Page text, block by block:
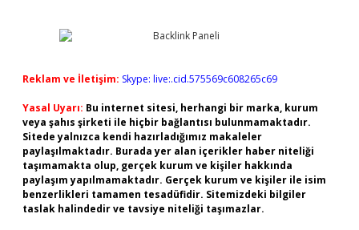
Reklam ve İletişim: Skype: live:.cid.575569c608265c69
Yasal Uyarı: Bu internet sitesi, herhangi bir marka, kurum
veya şahıs şirketi ile hiçbir bağlantısı bulunmamaktadır.
Sitede yalnızca kendi hazırladığımız makaleler
paylaşılmaktadır. Burada yer alan içerikler haber niteliği
taşımamakta olup, gerçek kurum ve kişiler hakkında
paylaşım yapılmamaktadır. Gerçek kurum ve kişiler ile isim
benzerlikleri tamamen tesadüfidir. Sitemizdeki bilgiler
taslak halindedir ve tavsiye niteliği taşımazlar.